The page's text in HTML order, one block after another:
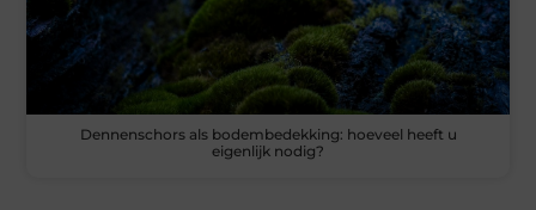
Dennenschors als bodembedekking: hoeveel heeft u
eigenlijk nodig?